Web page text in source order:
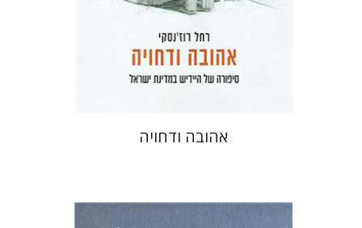
הנחת אתר ספר מודפס
$46
אהובה ודחויה